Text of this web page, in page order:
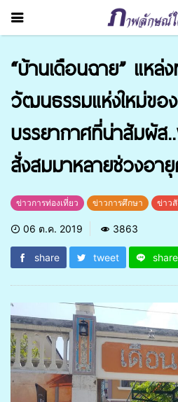
“บ้านเดือนฉาย” แหล่ง
วัฒนธรรมแห่งใหม่ขอ
บรรยากาศที่น่าสัมผั
สั่งสมมาหลายช่วงอา
ข่าวการท่องเที่ยว ข่าวการศึกษา ข่าว
06 ต.ค. 2019 3863
share tweet share